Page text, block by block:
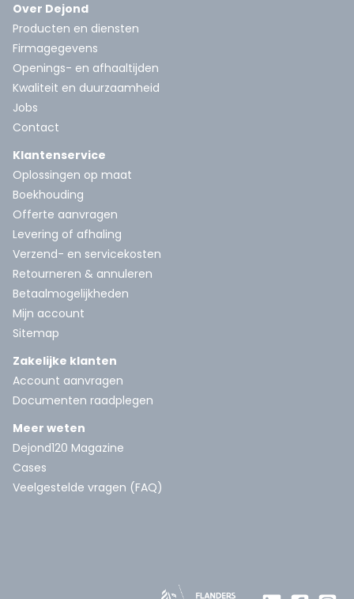
Over Dejond
Producten en diensten
Firmagegevens
Openings- en afhaaltijden
Kwaliteit en duurzaamheid
Jobs
Contact
Klantenservice
Oplossingen op maat
Boekhouding
Offerte aanvragen
Levering of afhaling
Verzend- en servicekosten
Retourneren & annuleren
Betaalmogelijkheden
Mijn account
Sitemap
Zakelijke klanten
Account aanvragen
Documenten raadplegen
Meer weten
Dejond120 Magazine
Cases
Veelgestelde vragen (FAQ)